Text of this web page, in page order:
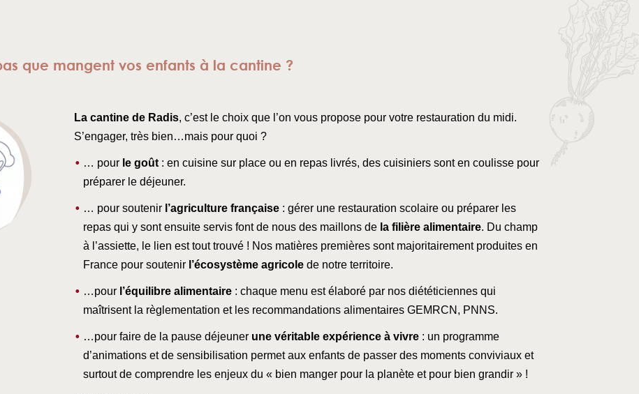
que mangent vos enfants à la cantine ?
La cantine de Radis, c’est le choix que l’on vous propose pour votre restauration du midi.
S’engager, très bien…mais pour quoi ?
… pour le goût : en cuisine sur place ou en repas livrés, des cuisiniers sont en coulisse pour
préparer le déjeuner.
… pour soutenir l’agriculture française : gérer une restauration scolaire ou préparer les
repas qui y sont ensuite servis font de nous des maillons de la filière alimentaire. Du champ
à l’assiette, le lien est tout trouvé ! Nos matières premières sont majoritairement produites en
France pour soutenir l’écosystème agricole de notre territoire.
…pour l’équilibre alimentaire : chaque menu est élaboré par nos diététiciennes qui
maîtrisent la règlementation et les recommandations alimentaires GEMRCN, PNNS.
…pour faire de la pause déjeuner une véritable expérience à vivre : un programme
d’animations et de sensibilisation permet aux enfants de passer des moments conviviaux et
surtout de comprendre les enjeux du « bien manger pour la planète et pour bien grandir » !